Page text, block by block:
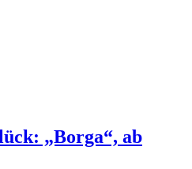
„Borga“, ab